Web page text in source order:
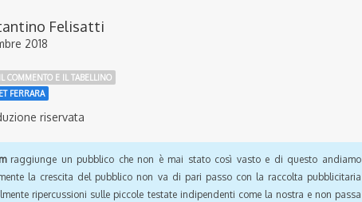
Felisatti
2018
IL COMMENTO E IL TABELLINO
FERRARA
riservata
raggiunge un pubblico che non è mai stato così vasto e di questo andiamo
la crescita del pubblico non va di pari passo con la raccolta pubblicitaria
ripercussioni sulle piccole testate indipendenti come la nostra e non passa